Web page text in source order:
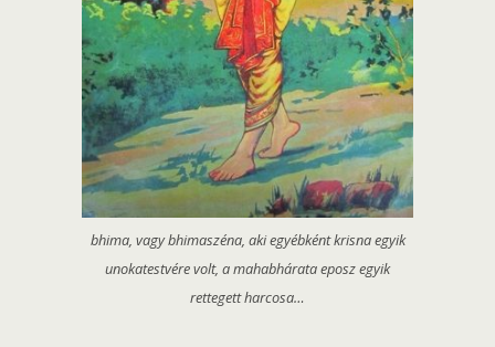
bhima, vagy bhimaszéna, aki egyébként krisna egyik
unokatestvére volt, a mahabhárata eposz egyik
rettegett harcosa…